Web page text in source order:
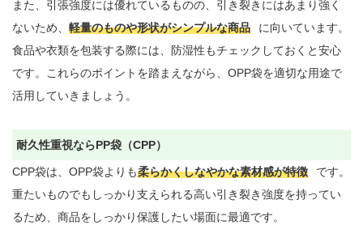
また、引張強度には優れているものの、引き裂きにはあまり強く
ないため、 軽量のものや形状がシンプルな商品
に向いています。
食品や衣類を包装する際には、防湿性もチェックしておくと安心
です。これらのポイントを踏まえながら、OPP袋を適切な用途で
活用していきましょう。
耐久性重視ならPP袋（CPP）
CPP袋は、OPP袋よりも柔らかくしなやかな素材感が特徴
です。
重たいものでもしっかり支えられる高い引き裂き強度を持ってい
るため、商品をしっかり保護したい場面に最適です。